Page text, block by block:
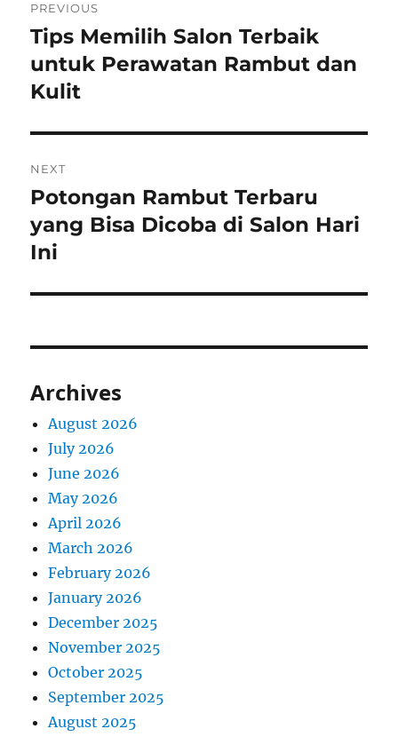
navigation
PREVIOUS
Previous
post:
Tips Memilih Salon Terbaik
untuk Perawatan Rambut dan
Kulit
NEXT
Next
post:
Potongan Rambut Terbaru
yang Bisa Dicoba di Salon Hari
Ini
Archives
August 2026
July 2026
June 2026
May 2026
April 2026
March 2026
February 2026
January 2026
December 2025
November 2025
October 2025
September 2025
August 2025